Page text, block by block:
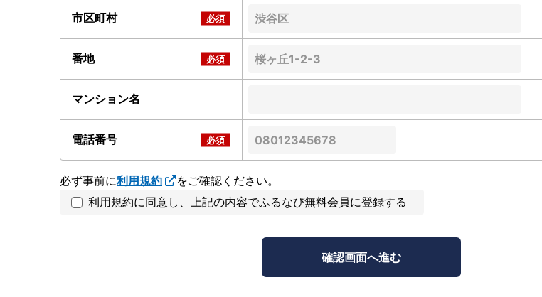
市区町村
番地
マンション名
電話番号
必ず事前に利用規約
をご確認ください。
利用規約に同意し、上記の内容でふるなび無料会員に登録する